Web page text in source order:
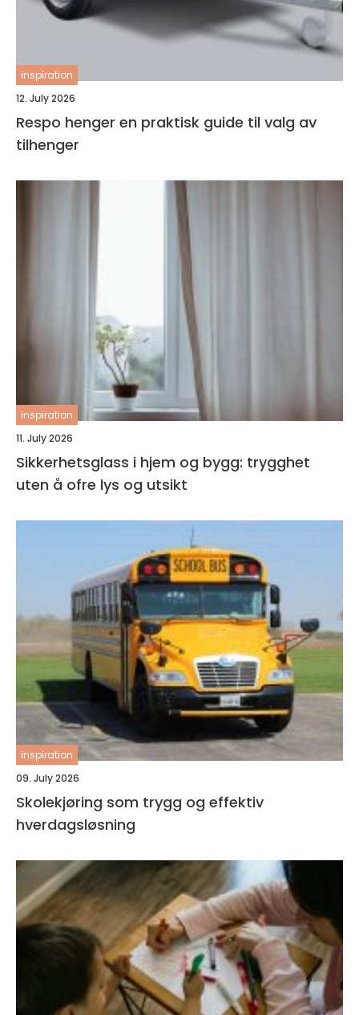
inspiration
12. July 2026
Respo henger en praktisk guide til valg av
tilhenger
inspiration
11. July 2026
Sikkerhetsglass i hjem og bygg: trygghet
uten å ofre lys og utsikt
inspiration
09. July 2026
Skolekjøring som trygg og effektiv
hverdagsløsning